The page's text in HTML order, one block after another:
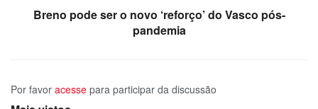
Breno pode ser o novo ‘reforço’ do Vasco pós-
pandemia
Por favor acesse para participar da discussão